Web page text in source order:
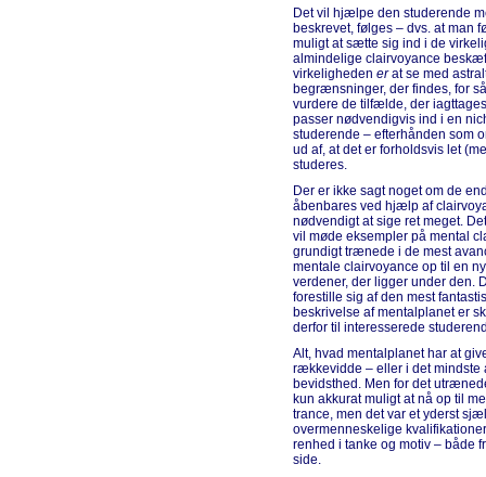
Det vil hjælpe den studerende
beskrevet, følges – dvs. at man
muligt at sætte sig ind i de
almindelige clairvoyance
virkeligheden erat se med
begrænsninger, der findes, for
vurdere de tilfælde, der
passer nødvendigvis ind i en
studerende – efterhånden som
ud af, at det er forholdsvis let
studeres.
Der er ikke sagt noget om de
åbenbares ved hjælp af
nødvendigt at sige ret meget.
vil møde eksempler på mental
grundigt trænede i de mest
mentale clairvoyance op til en
verdener, der ligger under den.
forestille sig af den mest
beskrivelse af mentalplanet er
derfor til interesserede
Alt, hvad mentalplanet har at
rækkevidde – eller i det mindste
bevidsthed. Men for det
kun akkurat muligt at nå op til
trance, men det var et yderst
overmenneskelige
renhed i tanke og motiv – både
side.